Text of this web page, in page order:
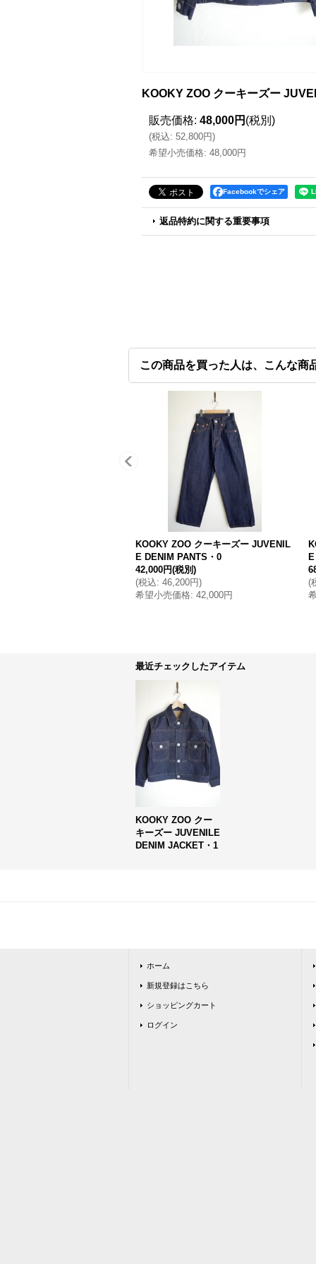
KOOKY ZOO クーキーズー
販売価格: 48,000円 (税別)
(税込: 52,800円)
希望小売価格: 48,000円
Facebookでシェア
返品特約に関する重要事項
この商品を買った人は、こんな商
KOOKY ZOO クーキーズー JUVENIL
E DENIM PANTS・0
42,000円(税別)
(税込: 46,200円)
希望小売価格: 42,000円
(
最近チェックしたアイテム
KOOKY ZOO クー
キーズー JUVENILE
DENIM JACKET・1
ホーム
新規登録はこちら
ショッピングカート
ログイン